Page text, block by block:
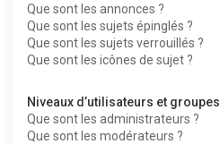
Que sont les annonces ?
Que sont les sujets épinglés ?
Que sont les sujets verrouillés ?
Que sont les icônes de sujet ?
Niveaux d’utilisateurs et groupes
Que sont les administrateurs ?
Que sont les modérateurs ?